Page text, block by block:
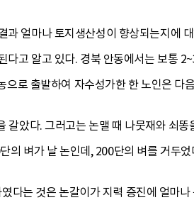
얼마나 토지생산성이 향상되는지에
고 알고 있다. 경북 안동에서는 보통
로 출발하여 자수성가한 한 노인은 다
았다. 그러고는 논맬 때 나뭇재와 쇠
의 벼가 날 논인데, 200단의 벼를 거두었
다는 것은 논갈이가 지력 증진에 얼마